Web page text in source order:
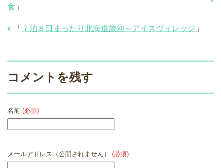
食 」
「 ７泊８日まったり北海道旅④～アイスヴィレッジ 」
コメントを残す
名前 (必須)
メールアドレス（公開されません） (必須)